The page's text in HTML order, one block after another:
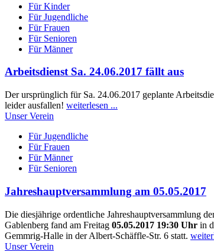
Für Kinder
Für Jugendliche
Für Frauen
Für Senioren
Für Männer
Arbeitsdienst Sa. 24.06.2017 fällt aus
Der ursprünglich für Sa. 24.06.2017 geplante
leider ausfallen! weiterlesen ...
Unser Verein
Für Jugendliche
Für Frauen
Für Männer
Für Senioren
Jahreshauptversammlung am 05.05.2017
Die diesjährige ordentliche Jahreshauptversammlung
Gablenberg fand am Freitag 05.05.2017 19:30 Uhr in
Gemmrig-Halle in der Albert-Schäffle-Str. 6 statt.
Unser Verein